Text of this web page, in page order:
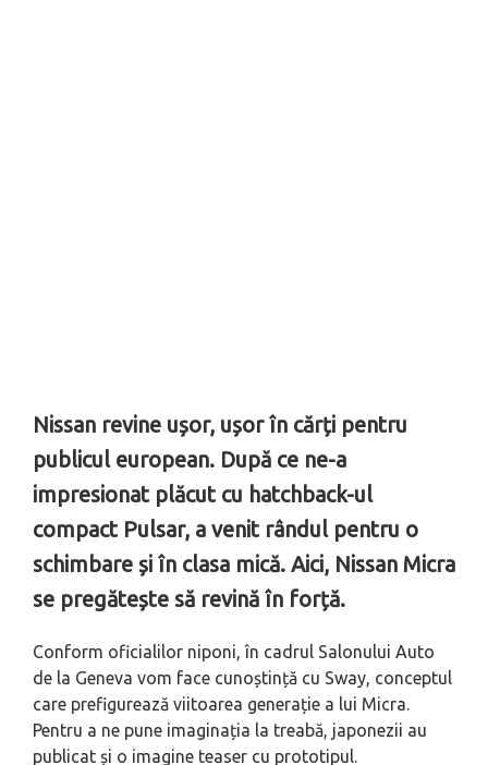
Nissan revine ușor, ușor în cărți pentru
publicul european. După ce ne-a
impresionat plăcut cu hatchback-ul
compact Pulsar, a venit rândul pentru o
schimbare și în clasa mică. Aici, Nissan Micra
se pregătește să revină în forță.
Conform oficialilor niponi, în cadrul Salonului Auto
de la Geneva vom face cunoștință cu Sway, conceptul
care prefigurează viitoarea generație a lui Micra.
Pentru a ne pune imaginația la treabă, japonezii au
publicat și o imagine teaser cu prototipul.